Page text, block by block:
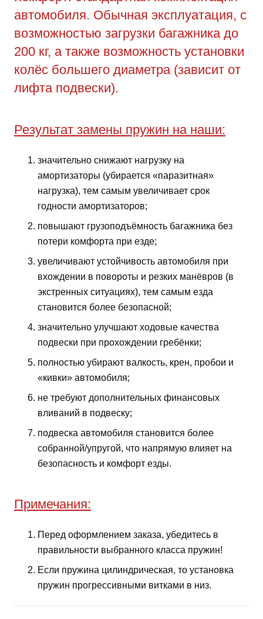
автомобиля. Обычная эксплуатация, с
возможностью загрузки багажника до
200 кг, а также возможность установки
колёс большего диаметра (зависит от
лифта подвески).
Результат замены пружин на наши:
значительно снижают нагрузку на
амортизаторы (убирается «паразитная»
нагрузка), тем самым увеличивает срок
годности амортизаторов;
повышают грузоподъёмность багажника без
потери комфорта при езде;
увеличивают устойчивость автомобиля при
вхождении в повороты и резких манёвров (в
экстренных ситуациях), тем самым езда
становится более безопасной;
значительно улучшают ходовые качества
подвески при прохождении гребёнки;
полностью убирают валкость, крен, пробои и
«кивки» автомобиля;
не требуют дополнительных финансовых
вливаний в подвеску;
подвеска автомобиля становится более
собранной/упругой, что напрямую влияет на
безопасность и комфорт езды.
Примечания:
Перед оформлением заказа, убедитесь в
правильности выбранного класса пружин!
Если пружина цилиндрическая, то установка
пружин прогрессивными витками в низ.